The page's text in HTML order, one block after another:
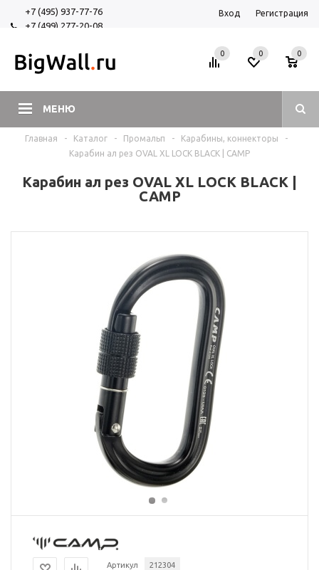
+7 (495) 937-77-76
+7 (499) 277-20-08
Вход Регистрация
МЕНЮ
0 0
0
Главная - Каталог - Промальп - Карабины, коннекторы
-
Карабин ал рез OVAL XL LOCK BLACK | CAMP
Карабин ал рез OVAL XL LOCK BLACK |
CAMP
Артикул 212304